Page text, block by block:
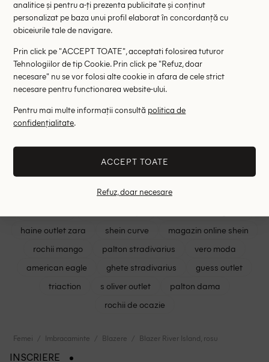
Cardigan River Island, gri
RRP: 249.00 lei
XS
reserved
rochii mohito
rochii shein
lenjerie triumph
rochii asos
haine outlet zara
shein curve
magazin online shein
rochii mango
palton stradivarius
vero moda
american eagle
ghete stradivarius
guess outlet
triaction
s oliver outlet
palton dama
rochii de ocazie
Femei Imbracaminte Blazere Blazer River Island, rosu
INSCRIERE
analitice și pentru a-ți prezenta publicitate și conținut
personalizat pe baza unui profil elaborat în concordanță cu
obiceiurile tale de navigare.
Prin click pe "ACCEPT TOATE", acceptati folosirea tuturor
Tehnologiilor de tip Cookie. Prin click pe "Refuz, doar
necesare" nu se vor folosi alte cookie in afara de cele strict
necesare pentru functionarea website-ului.
Pentru mai multe informații consultă politica de
confidențialitate.
ACCEPT TOATE
Refuz, doar necesare